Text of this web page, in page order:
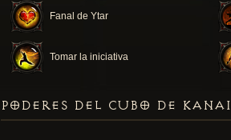
Fanal de Ytar
Tomar la iniciativa
PODERES DEL CUBO DE KANAI